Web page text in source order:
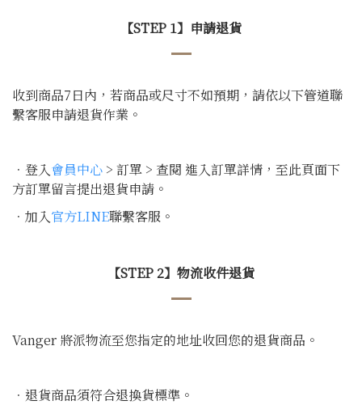
【STEP 1】申請退貨
收到商品7日內，若商品或尺寸不如預期，請依以下管道聯
繫客服申請退貨作業。
．登入會員中心 > 訂單 > 查閱 進入訂單詳情，至此頁面下
方訂單留言提出退貨申請。
．加入官方LINE聯繫客服。
【STEP 2】物流收件退貨
Vanger 將派物流至您指定的地址收回您的退貨商品。
．退貨商品須符合退換貨標準。